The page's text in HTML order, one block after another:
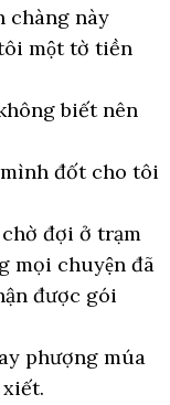
chàng này
một tờ tiền
biết nên
đốt cho tôi
đợi ở trạm
mọi chuyện đã
được gói
phượng múa